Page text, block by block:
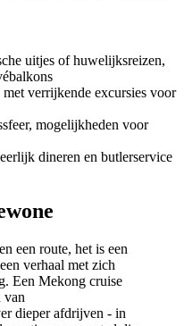
uitjes of huwelijksreizen,
verrijkende excursies voor
mogelijkheden voor
dineren en butlerservice
een route, het is een
verhaal met zich
Een Mekong cruise
van
dieper afdrijven - in